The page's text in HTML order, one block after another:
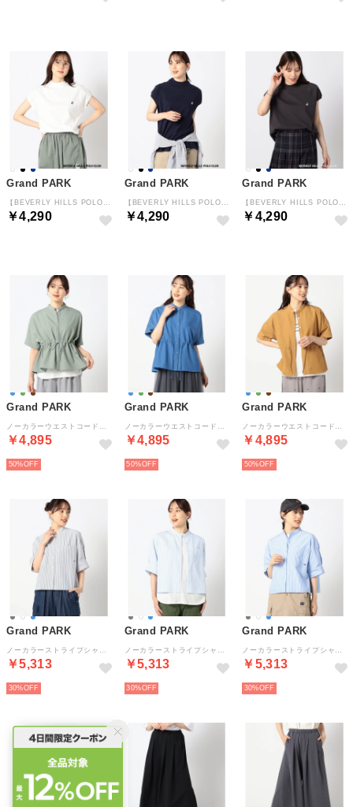
Grand PARK
￥4,290
Grand PARK
￥4,290
Grand PARK
￥4,290
Grand PARK
￥4,895
50%
Grand PARK
￥4,895
50%
Grand PARK
￥4,895
50%
Grand PARK
￥5,313
30%
Grand PARK
￥5,313
30%
Grand PARK
￥5,313
30%